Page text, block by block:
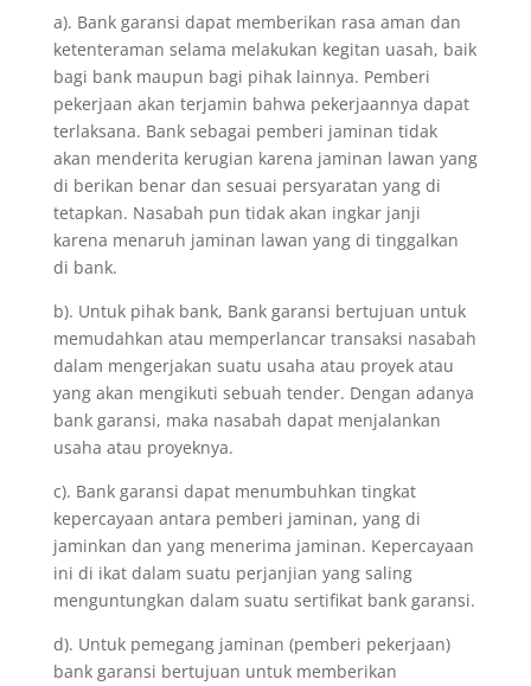
a). Bank garansi dapat memberikan rasa aman dan
ketenteraman selama melakukan kegitan uasah, baik
bagi bank maupun bagi pihak lainnya. Pemberi
pekerjaan akan terjamin bahwa pekerjaannya dapat
terlaksana. Bank sebagai pemberi jaminan tidak
akan menderita kerugian karena jaminan lawan yang
di berikan benar dan sesuai persyaratan yang di
tetapkan. Nasabah pun tidak akan ingkar janji
karena menaruh jaminan lawan yang di tinggalkan
di bank.
b). Untuk pihak bank, Bank garansi bertujuan untuk
memudahkan atau memperlancar transaksi nasabah
dalam mengerjakan suatu usaha atau proyek atau
yang akan mengikuti sebuah tender. Dengan adanya
bank garansi, maka nasabah dapat menjalankan
usaha atau proyeknya.
c). Bank garansi dapat menumbuhkan tingkat
kepercayaan antara pemberi jaminan, yang di
jaminkan dan yang menerima jaminan. Kepercayaan
ini di ikat dalam suatu perjanjian yang saling
menguntungkan dalam suatu sertifikat bank garansi.
d). Untuk pemegang jaminan (pemberi pekerjaan)
bank garansi bertujuan untuk memberikan